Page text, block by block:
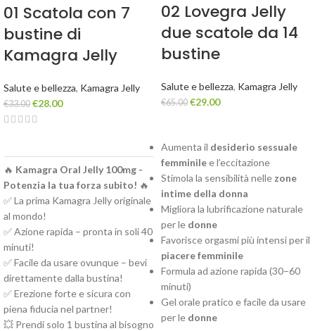
01 Scatola con 7
bustine di
Kamagra Jelly
Salute e bellezza, Kamagra Jelly
€33.00 €28.00
🔥 Kamagra Oral Jelly 100mg -
Potenzia la tua forza subito! 🔥
✅ La prima Kamagra Jelly originale
al mondo!
✅ Azione rapida – pronta in soli 40
minuti!
✅ Facile da usare ovunque – bevi
direttamente dalla bustina!
✅ Erezione forte e sicura con
piena fiducia nel partner!
💥 Prendi solo 1 bustina al bisogno
02 Lovegra Jelly
due scatole da 14
bustine
Salute e bellezza, Kamagra Jelly
€65.00 €29.00
Aumenta il desiderio sessuale
femminilee l’eccitazione
Stimola la sensibilità nelle zone
intime della donna
Migliora la lubrificazione naturale
per le donne
Favorisce orgasmi più intensi per il
piacere femminile
Formula ad azione rapida (30–60
minuti)
Gel orale pratico e facile da usare
per le donne